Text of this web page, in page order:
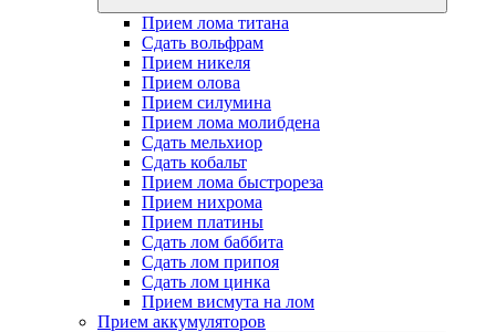
Прием лома титана
Сдать вольфрам
Прием никеля
Прием олова
Прием силумина
Прием лома молибдена
Сдать мельхиор
Сдать кобальт
Прием лома быстрореза
Прием нихрома
Прием платины
Сдать лом баббита
Сдать лом припоя
Сдать лом цинка
Прием висмута на лом
Прием аккумуляторов